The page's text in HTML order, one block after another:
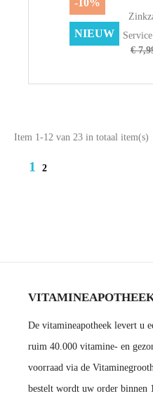
€
-10%
NIEUW
Item 1-12 van 23 in totaal item(s)
1 2
De vitamineapotheek levert u
ruim 40.000 vitamine- en
voorraad via de
bestelt wordt uw order binnen